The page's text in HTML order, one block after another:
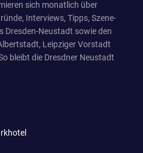
sich monatlich über
Interviews, Tipps, Szene-
Dresden-Neustadt sowie den
Leipziger Vorstadt
bleibt die Dresdner Neustadt